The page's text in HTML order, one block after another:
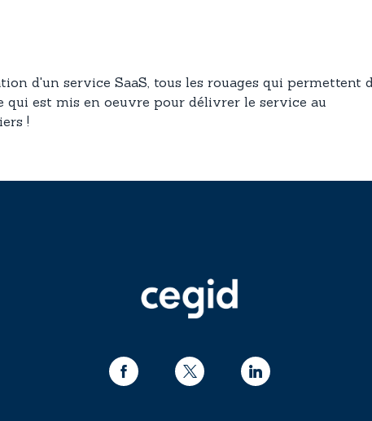
d'un service SaaS, tous les rouages qui permettent
est mis en oeuvre pour délivrer le service au
!